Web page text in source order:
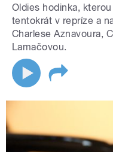
Oldies hodinka,
tentokrát v repríze a
Charlese Aznavoura,
Lamačovou.